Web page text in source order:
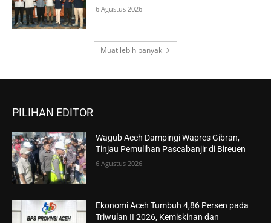
6 Agustus 2026
Muat lebih banyak
PILIHAN EDITOR
Wagub Aceh Dampingi Wapres Gibran,
Tinjau Pemulihan Pascabanjir di Bireuen
6 Agustus 2026
Ekonomi Aceh Tumbuh 4,86 Persen pada
Triwulan II 2026, Kemiskinan dan